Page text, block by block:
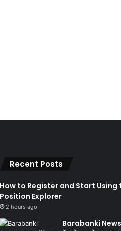
Recent Posts
How to Register and Start Using
Position Explorer
2 hours ago
Barabanki